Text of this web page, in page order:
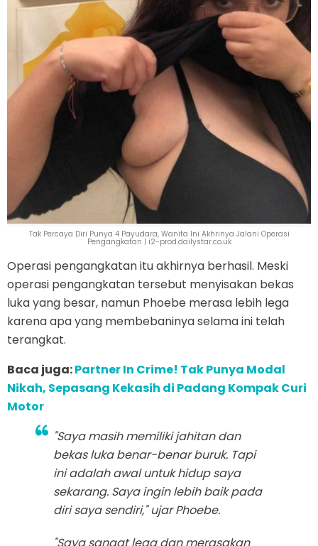
Tak Percaya Diri Punya 4 Payudara, Wanita Ini Akhrinya Jalani Operasi
Pengangkatan | i2-prod.dailystar.co.uk
Operasi pengangkatan itu akhirnya berhasil. Meski
operasi pengangkatan tersebut menyisakan bekas
luka yang besar, namun Phoebe merasa lebih lega
karena apa yang membebaninya selama ini telah
terangkat.
Baca juga:Partner In Crime! Tak Punya Modal
Nikah, Sepasang Kekasih di Padang Kompak Curi
Motor
"Saya masih memiliki jahitan dan
bekas luka benar-benar buruk. Tapi
ini adalah awal untuk hidup saya
sekarang. Saya ingin lebih baik pada
diri saya sendiri," ujar Phoebe.